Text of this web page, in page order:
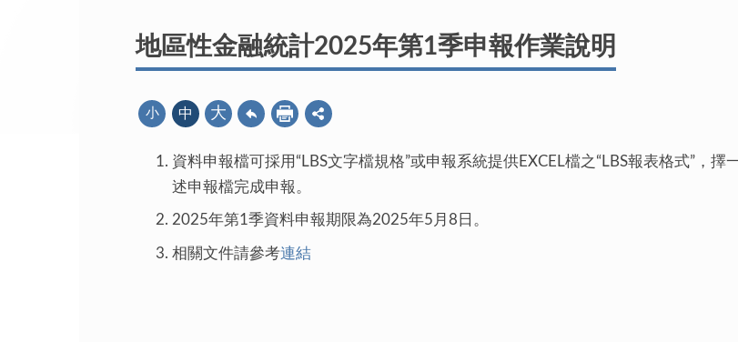
地區性金融統計2025年第1季申報作業說明
小 中 大
資料申報檔可採用“LBS文字檔規格”或申報系統提供EXCEL檔之“LBS報表格式”，
述申報檔完成申報。
2025年第1季資料申報期限為2025年5月8日。
相關文件請參考連結